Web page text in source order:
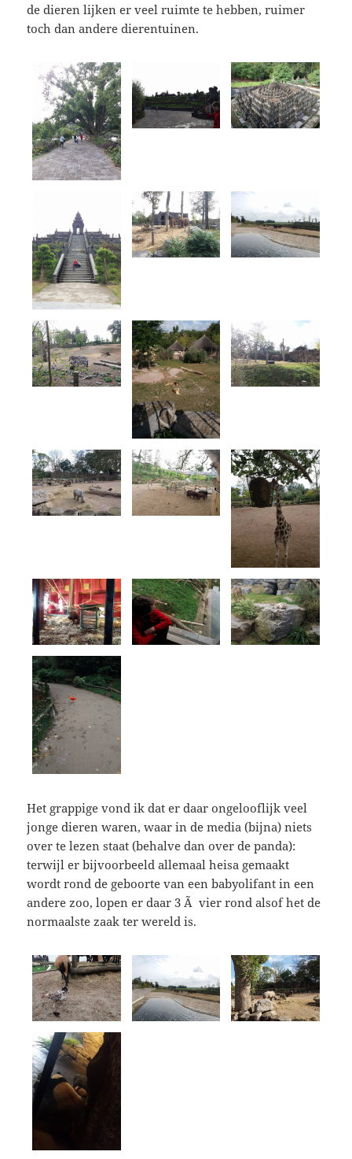
de dieren lijken er veel ruimte te hebben, ruimer
toch dan andere dierentuinen.
Het grappige vond ik dat er daar ongelooflijk veel
jonge dieren waren, waar in de media (bijna) niets
over te lezen staat (behalve dan over de panda):
terwijl er bijvoorbeeld allemaal heisa gemaakt
wordt rond de geboorte van een babyolifant in een
andere zoo, lopen er daar 3 Ã vier rond alsof het de
normaalste zaak ter wereld is.